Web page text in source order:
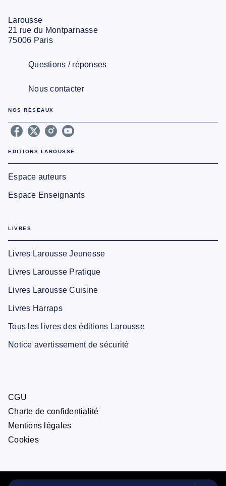
Larousse
21 rue du Montparnasse
75006 Paris
Questions / réponses
Nous contacter
NOS RÉSEAUX
EDITIONS LAROUSSE
Espace auteurs
Espace Enseignants
LIVRES
Livres Larousse Jeunesse
Livres Larousse Pratique
Livres Larousse Cuisine
Livres Harraps
Tous les livres des éditions Larousse
Notice avertissement de sécurité
CGU
Charte de confidentialité
Mentions légales
Cookies